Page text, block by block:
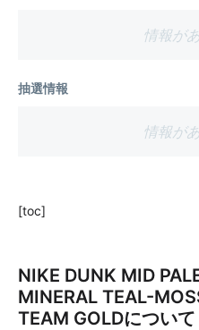
情報が
抽選情報
情報が
[toc]
NIKE DUNK MID
MINERAL TEAL-
TEAM GOLDについて